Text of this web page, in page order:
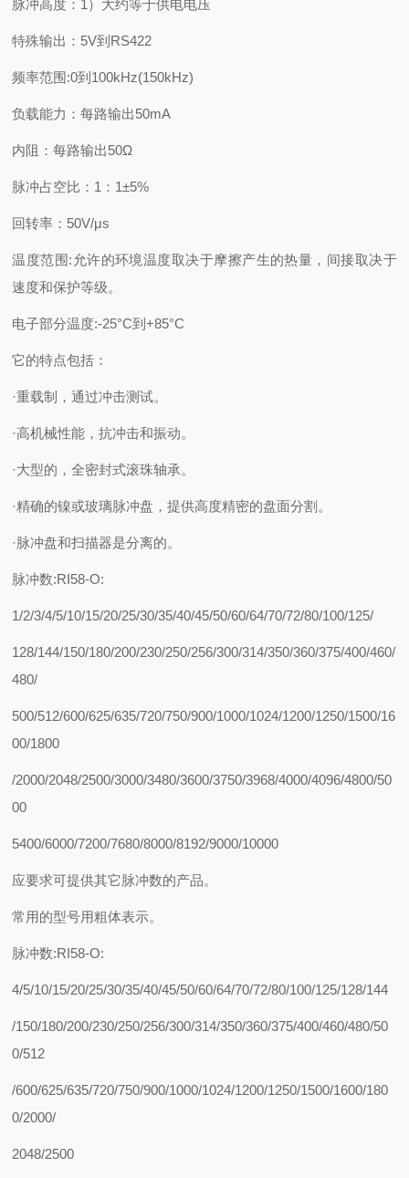
脉冲高度：1）大约等于供电电压
特殊输出：5V到RS422
频率范围:0到100kHz(150kHz)
负载能力：每路输出50mA
内阻：每路输出50Ω
脉冲占空比：1：1±5%
回转率：50V/μs
温度范围:允许的环境温度取决于摩擦产生的热量，间接取决于
速度和保护等级。
电子部分温度:-25°C到+85°C
它的特点包括：
·重载制，通过冲击测试。
·高机械性能，抗冲击和振动。
·大型的，全密封式滚珠轴承。
·精确的镍或玻璃脉冲盘，提供高度精密的盘面分割。
·脉冲盘和扫描器是分离的。
脉冲数:RI58-O:
1/2/3/4/5/10/15/20/25/30/35/40/45/50/60/64/70/72/80/100/125/
128/144/150/180/200/230/250/256/300/314/350/360/375/400/460/
480/
500/512/600/625/635/720/750/900/1000/1024/1200/1250/1500/16
00/1800
/2000/2048/2500/3000/3480/3600/3750/3968/4000/4096/4800/50
00
5400/6000/7200/7680/8000/8192/9000/10000
应要求可提供其它脉冲数的产品。
常用的型号用粗体表示。
脉冲数:RI58-O:
4/5/10/15/20/25/30/35/40/45/50/60/64/70/72/80/100/125/128/144
/150/180/200/230/250/256/300/314/350/360/375/400/460/480/50
0/512
/600/625/635/720/750/900/1000/1024/1200/1250/1500/1600/180
0/2000/
2048/2500